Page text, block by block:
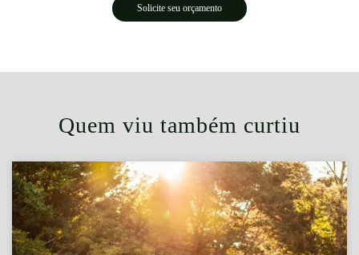
Solicite seu orçamento
Quem viu também curtiu